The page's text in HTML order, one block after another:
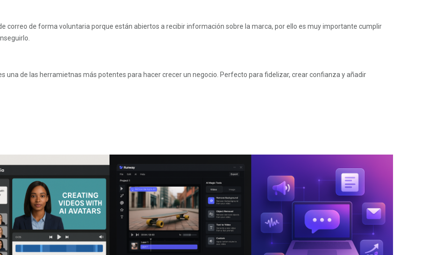
correo de forma voluntaria porque están abiertos a recibir información sobre la marca, por ello es muy importante cumplir
una de las herramietnas más potentes para hacer crecer un negocio. Perfecto para fidelizar, crear confianza y añadir